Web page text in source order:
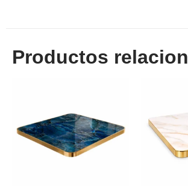
Productos